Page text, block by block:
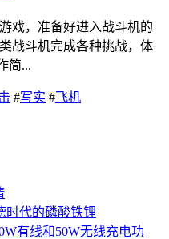
戏，准备好进入战斗机的
战斗机完成各种挑战，体
简...
#写实 #飞机
时代的磷酸铁锂
有线和50W无线充电功